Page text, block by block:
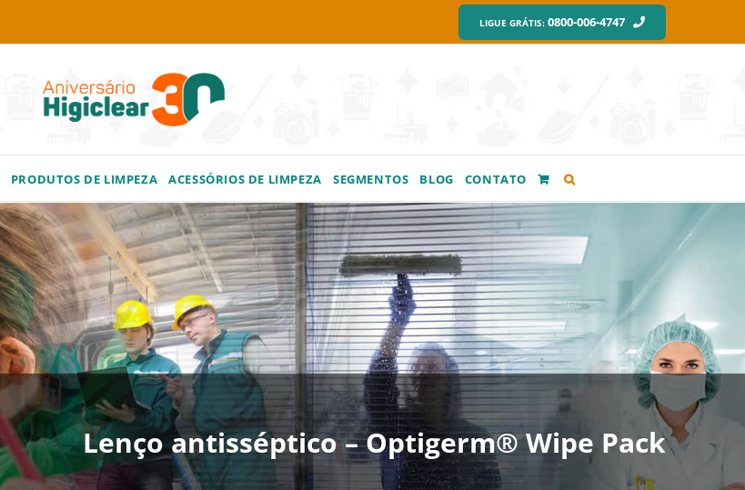
LIGUE GRÁTIS: 0800-006-4747
PRODUTOS DE LIMPEZA ACESSÓRIOS DE LIMPEZA SEGMENTOS BLOG CONTATO
Lenço antisséptico – Optigerm® Wipe Pack